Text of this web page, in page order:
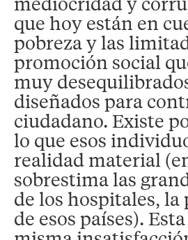
que hoy están en
pobreza y las
promoción social
muy
diseñados para
ciudadano. Existe
lo que esos
realidad material
sobrestima las
de los hospitales, la
de esos países).